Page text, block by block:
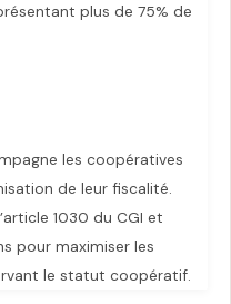
plus de 75% de
les coopératives
de leur fiscalité.
1030 du CGI et
pour maximiser les
le statut coopératif.